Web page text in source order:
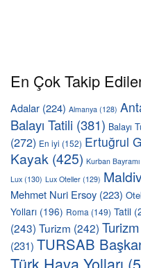
En Çok Takip
Adalar (224) Almanya (128)
Balayı Tatili (381) Balayı
(272) En iyi (152) Ertuğrul
Kayak (425) Kurban Bayramı
Lux (130) Lux Oteller (129)
Mehmet Nuri Ersoy (223) Otel
Yolları (196) Roma (149) Tatil
(243) Turizm (242)
(231) TURSAB
Türk Hava Yolları